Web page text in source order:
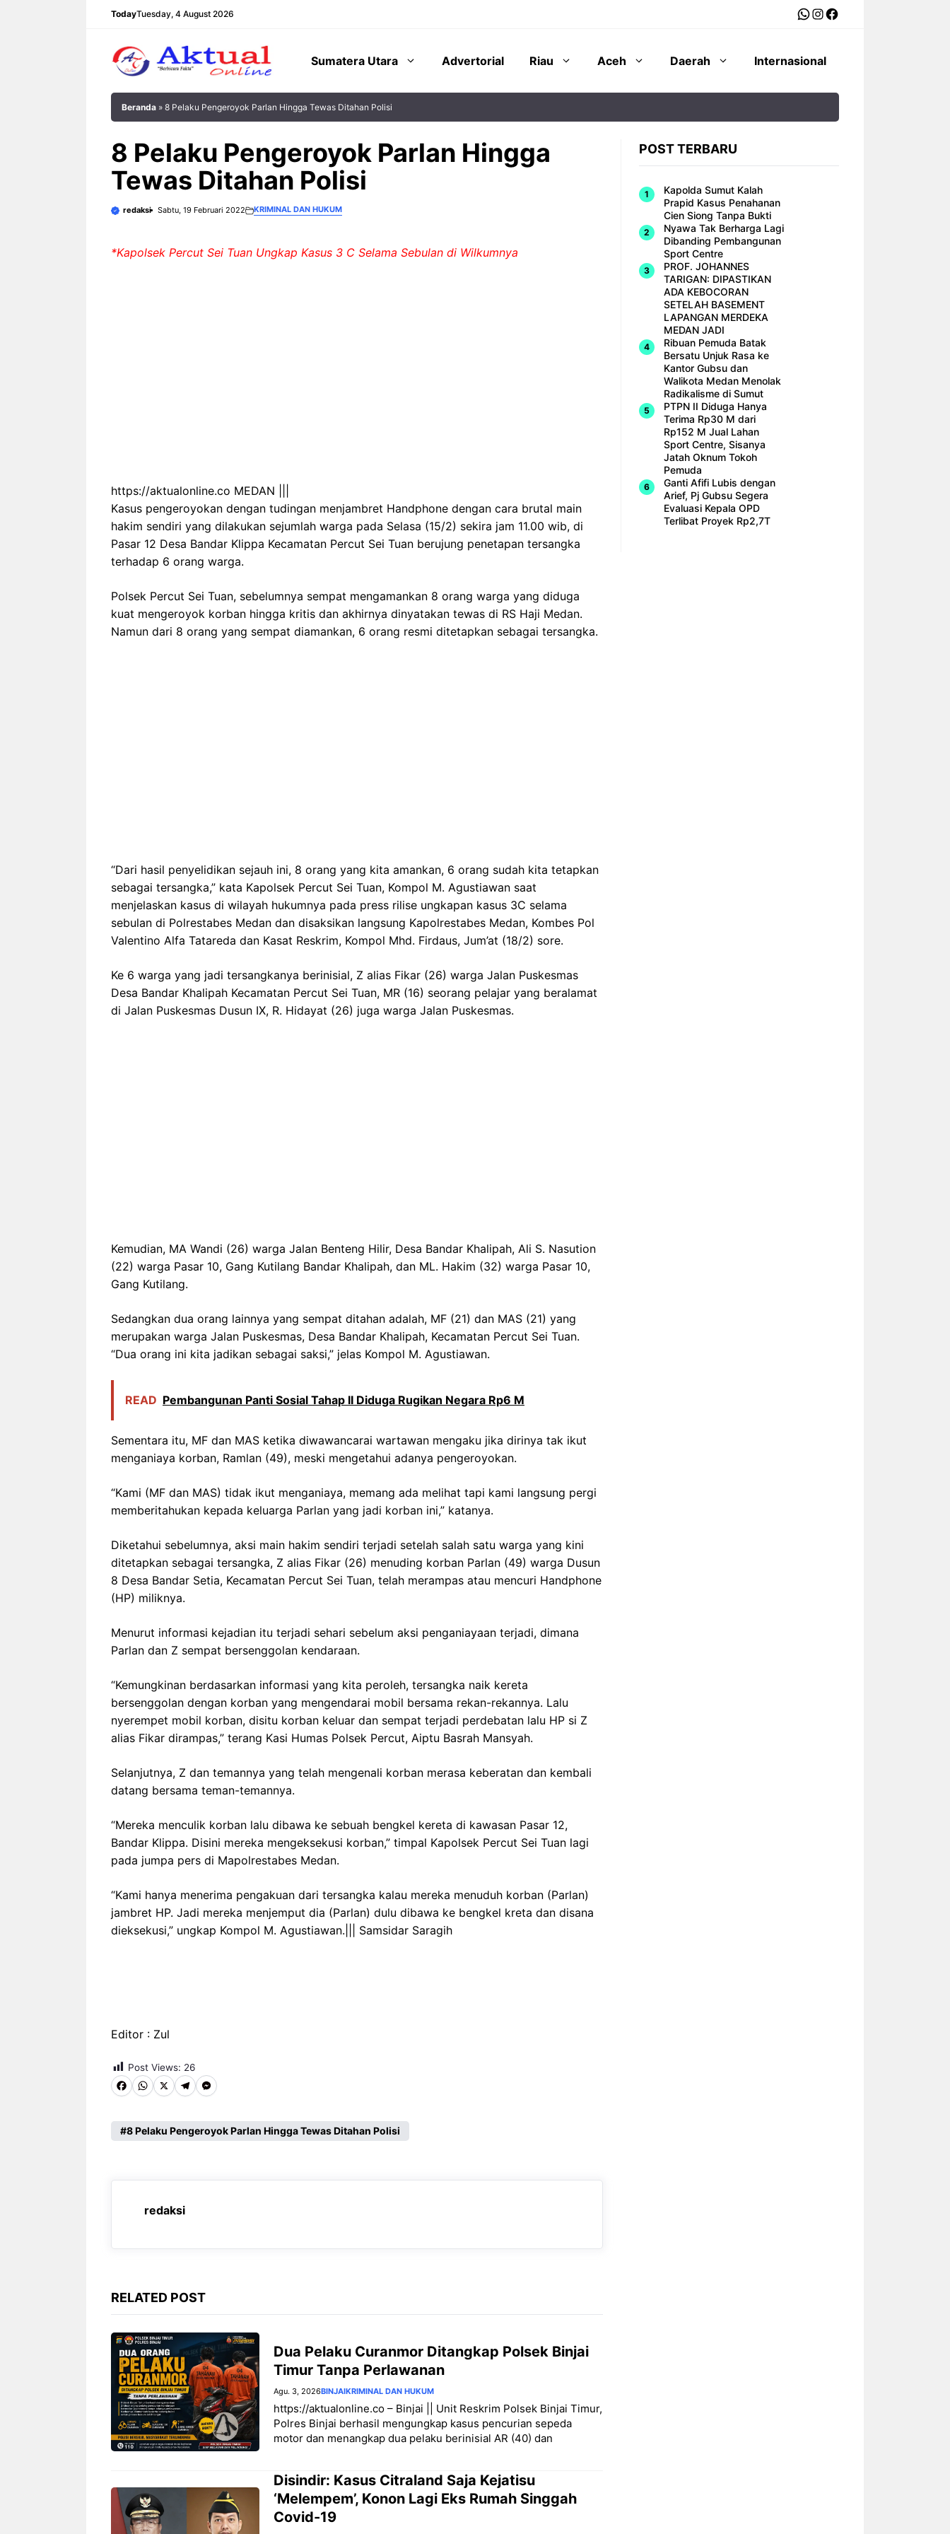
TodayTuesday, 4 August 2026 WhatsApp
Instagram
Facebook
Sumatera Utara Advertorial Riau Aceh Daerah Internasional
Beranda » 8 Pelaku Pengeroyok Parlan Hingga Tewas Ditahan Polisi
8 Pelaku Pengeroyok Parlan Hingga
Tewas Ditahan Polisi
redaksi Sabtu, 19 Februari 2022 KRIMINAL DAN HUKUM
*Kapolsek Percut Sei Tuan Ungkap Kasus 3 C Selama Sebulan di Wilkumnya
https://aktualonline.co MEDAN |||
Kasus pengeroyokan dengan tudingan menjambret Handphone dengan cara brutal main
hakim sendiri yang dilakukan sejumlah warga pada Selasa (15/2) sekira jam 11.00 wib, di
Pasar 12 Desa Bandar Klippa Kecamatan Percut Sei Tuan berujung penetapan tersangka
terhadap 6 orang warga.
Polsek Percut Sei Tuan, sebelumnya sempat mengamankan 8 orang warga yang diduga
kuat mengeroyok korban hingga kritis dan akhirnya dinyatakan tewas di RS Haji Medan.
Namun dari 8 orang yang sempat diamankan, 6 orang resmi ditetapkan sebagai tersangka.
“Dari hasil penyelidikan sejauh ini, 8 orang yang kita amankan, 6 orang sudah kita tetapkan
sebagai tersangka,” kata Kapolsek Percut Sei Tuan, Kompol M. Agustiawan saat
menjelaskan kasus di wilayah hukumnya pada press rilise ungkapan kasus 3C selama
sebulan di Polrestabes Medan dan disaksikan langsung Kapolrestabes Medan, Kombes Pol
Valentino Alfa Tatareda dan Kasat Reskrim, Kompol Mhd. Firdaus, Jum’at (18/2) sore.
Ke 6 warga yang jadi tersangkanya berinisial, Z alias Fikar (26) warga Jalan Puskesmas
Desa Bandar Khalipah Kecamatan Percut Sei Tuan, MR (16) seorang pelajar yang beralamat
di Jalan Puskesmas Dusun IX, R. Hidayat (26) juga warga Jalan Puskesmas.
Kemudian, MA Wandi (26) warga Jalan Benteng Hilir, Desa Bandar Khalipah, Ali S. Nasution
(22) warga Pasar 10, Gang Kutilang Bandar Khalipah, dan ML. Hakim (32) warga Pasar 10,
Gang Kutilang.
Sedangkan dua orang lainnya yang sempat ditahan adalah, MF (21) dan MAS (21) yang
merupakan warga Jalan Puskesmas, Desa Bandar Khalipah, Kecamatan Percut Sei Tuan.
“Dua orang ini kita jadikan sebagai saksi,” jelas Kompol M. Agustiawan.
READ Pembangunan Panti Sosial Tahap II Diduga Rugikan Negara Rp6 M
Sementara itu, MF dan MAS ketika diwawancarai wartawan mengaku jika dirinya tak ikut
menganiaya korban, Ramlan (49), meski mengetahui adanya pengeroyokan.
“Kami (MF dan MAS) tidak ikut menganiaya, memang ada melihat tapi kami langsung pergi
memberitahukan kepada keluarga Parlan yang jadi korban ini,” katanya.
Diketahui sebelumnya, aksi main hakim sendiri terjadi setelah salah satu warga yang kini
ditetapkan sebagai tersangka, Z alias Fikar (26) menuding korban Parlan (49) warga Dusun
8 Desa Bandar Setia, Kecamatan Percut Sei Tuan, telah merampas atau mencuri Handphone
(HP) miliknya.
Menurut informasi kejadian itu terjadi sehari sebelum aksi penganiayaan terjadi, dimana
Parlan dan Z sempat bersenggolan kendaraan.
“Kemungkinan berdasarkan informasi yang kita peroleh, tersangka naik kereta
bersenggolan dengan korban yang mengendarai mobil bersama rekan-rekannya. Lalu
nyerempet mobil korban, disitu korban keluar dan sempat terjadi perdebatan lalu HP si Z
alias Fikar dirampas,” terang Kasi Humas Polsek Percut, Aiptu Basrah Mansyah.
Selanjutnya, Z dan temannya yang telah mengenali korban merasa keberatan dan kembali
datang bersama teman-temannya.
“Mereka menculik korban lalu dibawa ke sebuah bengkel kereta di kawasan Pasar 12,
Bandar Klippa. Disini mereka mengeksekusi korban,” timpal Kapolsek Percut Sei Tuan lagi
pada jumpa pers di Mapolrestabes Medan.
“Kami hanya menerima pengakuan dari tersangka kalau mereka menuduh korban (Parlan)
jambret HP. Jadi mereka menjemput dia (Parlan) dulu dibawa ke bengkel kreta dan disana
dieksekusi,” ungkap Kompol M. Agustiawan.||| Samsidar Saragih
Editor : Zul
Post Views: 26
F
c
b
k
W
a
s
A
p
X T
l
g
r
m
M
s
e
e
8 Pelaku Pengeroyok Parlan Hingga Tewas Ditahan Polisi
redaksi
RELATED POST
Dua Pelaku Curanmor Ditangkap Polsek Binjai
Timur Tanpa Perlawanan
Agu. 3, 2026BINJAIKRIMINAL DAN HUKUM
https://aktualonline.co – Binjai || Unit Reskrim Polsek Binjai Timur,
Polres Binjai berhasil mengungkap kasus pencurian sepeda
motor dan menangkap dua pelaku berinisial AR (40) dan
Disindir: Kasus Citraland Saja Kejatisu
‘Melempem’, Konon Lagi Eks Rumah Singgah
Covid-19
POST TERBARU
Kapolda Sumut Kalah
Prapid Kasus Penahanan
Cien Siong Tanpa Bukti
Nyawa Tak Berharga Lagi
Dibanding Pembangunan
Sport Centre
PROF. JOHANNES
TARIGAN: DIPASTIKAN
ADA KEBOCORAN
SETELAH BASEMENT
LAPANGAN MERDEKA
MEDAN JADI
Ribuan Pemuda Batak
Bersatu Unjuk Rasa ke
Kantor Gubsu dan
Walikota Medan Menolak
Radikalisme di Sumut
PTPN II Diduga Hanya
Terima Rp30 M dari
Rp152 M Jual Lahan
Sport Centre, Sisanya
Jatah Oknum Tokoh
Pemuda
Ganti Afifi Lubis dengan
Arief, Pj Gubsu Segera
Evaluasi Kepala OPD
Terlibat Proyek Rp2,7T